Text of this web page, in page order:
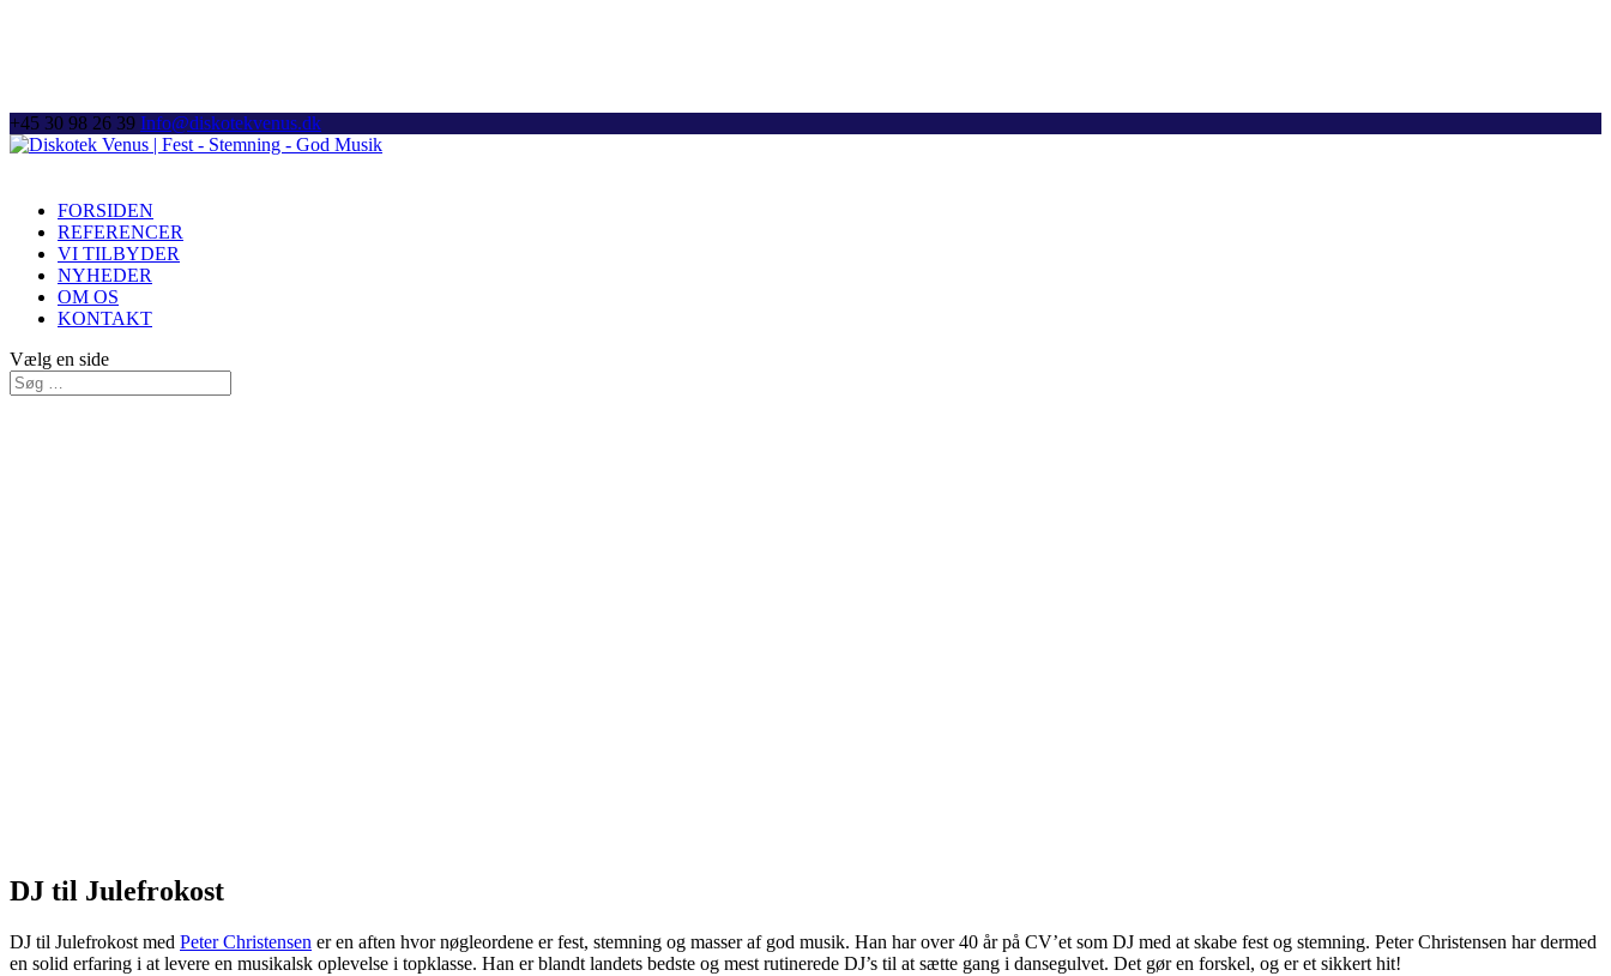
+45 30 98 26 39 Info@diskotekvenus.dk
FORSIDEN
REFERENCER
VI TILBYDER
NYHEDER
OM OS
KONTAKT
Vælg en side
DJ til Julefrokost
DJ til Julefrokost med Peter Christensen er en aften hvor nøgleordene er fest, stemning og masser af god musik. Han har over 40 år på CV’et som DJ med at skabe fest og stemning. Peter Christensen har dermed
en solid erfaring i at levere en musikalsk oplevelse i topklasse. Han er blandt landets bedste og mest rutinerede DJ’s til at sætte gang i dansegulvet. Det gør en forskel, og er et sikkert hit!